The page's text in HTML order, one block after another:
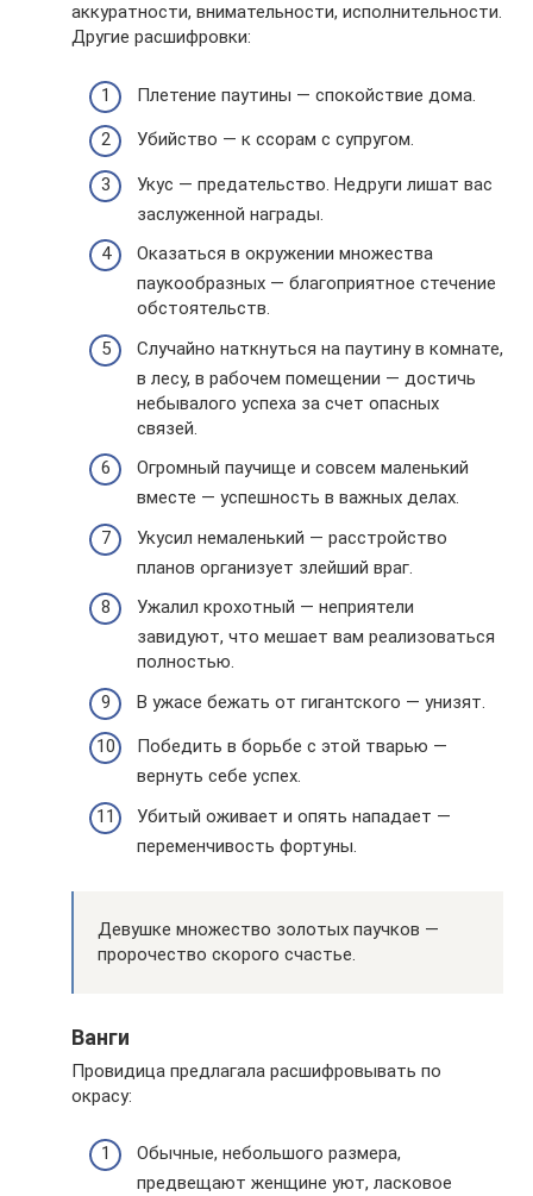
аккуратности, внимательности, исполнительности.
Другие расшифровки:
Плетение паутины — спокойствие дома.
Убийство — к ссорам с супругом.
Укус — предательство. Недруги лишат вас
заслуженной награды.
Оказаться в окружении множества
паукообразных — благоприятное стечение
обстоятельств.
Случайно наткнуться на паутину в комнате,
в лесу, в рабочем помещении — достичь
небывалого успеха за счет опасных
связей.
Огромный паучище и совсем маленький
вместе — успешность в важных делах.
Укусил немаленький — расстройство
планов организует злейший враг.
Ужалил крохотный — неприятели
завидуют, что мешает вам реализоваться
полностью.
В ужасе бежать от гигантского — унизят.
Победить в борьбе с этой тварью —
вернуть себе успех.
Убитый оживает и опять нападает —
переменчивость фортуны.
Девушке множество золотых паучков —
пророчество скорого счастье.
Ванги
Провидица предлагала расшифровывать по
окрасу:
Обычные, небольшого размера,
предвещают женщине уют, ласковое